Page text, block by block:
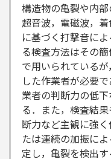
構造物の亀裂や内
超音波，電磁波，
に基づく打撃音に
る検査方法はその
で用いられている
した作業者が必要
業者の判断力の低
る．また，検査結
断力など主観に強
たは連続の加振に
定し，亀裂を検出